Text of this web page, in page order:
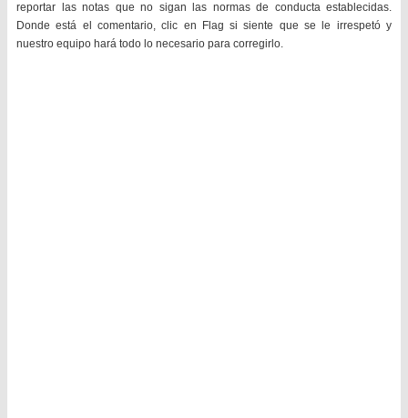
reportar las notas que no sigan las normas de conducta establecidas.
Donde está el comentario, clic en Flag si siente que se le irrespetó y
nuestro equipo hará todo lo necesario para corregirlo.